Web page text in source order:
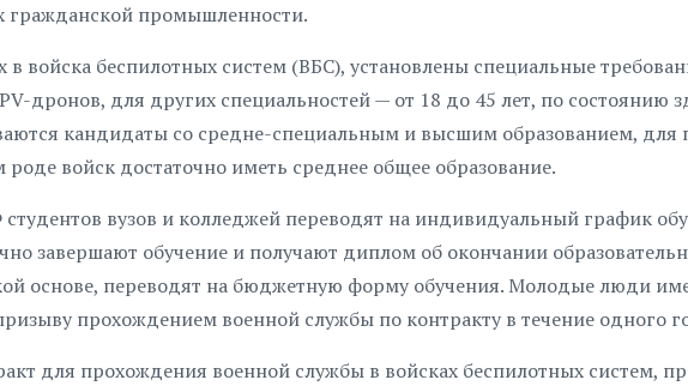
гражданской промышленности.
войска беспилотных систем (ВБС), установлены специальные
дронов, для других специальностей — от 18 до 45 лет, по состоянию
кандидаты со средне-специальным и высшим образованием, для
войск достаточно иметь среднее общее образование.
вузов и колледжей переводят на индивидуальный график
завершают обучение и получают диплом об окончании
основе, переводят на бюджетную форму обучения. Молодые люди
прохождением военной службы по контракту в течение одного
для прохождения военной службы в войсках беспилотных систем,